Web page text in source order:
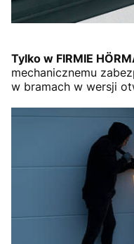
Tylko w FIRMIE
mechanicznemu
w bramach w wersji